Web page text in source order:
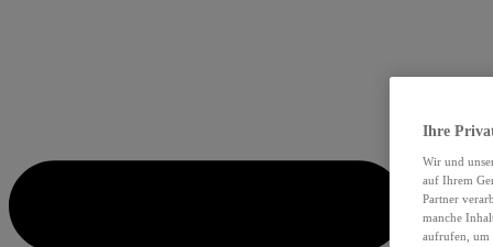
Ihre
Wir und
auf Ihrem
Partner
manche
aufrufen, um